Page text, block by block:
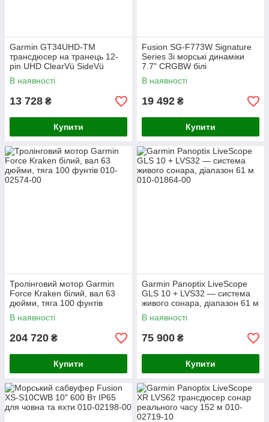
Garmin GT34UHD-TM
трансдюсер на транець 12-
pin UHD ClearVü SideVü
сонар
В наявності
13 728 ₴
Купити
Fusion SG-F773W Signature
Series 3i морські динаміки
7.7" CRGBW білі
В наявності
19 492 ₴
Купити
Тролінговий мотор Garmin
Force Kraken білий, вал 63
дюйми, тяга 100 фунтів
В наявності
204 720 ₴
Купити
Garmin Panoptix LiveScope
GLS 10 + LVS32 — система
живого сонара, діапазон 61 м
В наявності
75 900 ₴
Купити